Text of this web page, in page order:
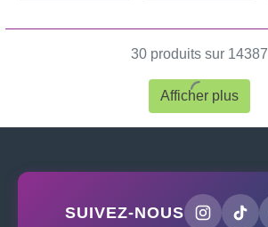
30 produits sur 14387
Afficher plus
SUIVEZ-NOUS